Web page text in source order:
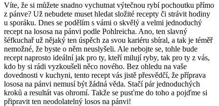
Víte, že si můžete snadno vychutnat výtečnou rybí pochoutku přímo
z pánve? Už nebudete muset hledat složité recepty či strávit hodiny
u sporáku. Dnes se podělím s vámi o skvělý a velmi jednoduchý
recept na lososa na pánvi podle Pohlreicha. Ano, ten slavný
šéfkuchař už nějaký ten úspěch za svou kariéru sbíral, a tak je téměř
nemožné, že byste o něm neuslyšeli. Ale nebojte se, tohle bude
recept naprosto ideální jak pro ty, kteří milují ryby, tak pro ty z vás,
kdo by si rádi vyzkoušeli něco nového. Bez ohledu na vaše
dovednosti v kuchyni, tento recept vás jistě přesvědčí, že příprava
lososa na pánvi nemusí být žádná věda. Stačí pár jednoduchých
kroků a resultát vas ohromí. Takže se pusťme do toho a pojďme si
připravit ten neodolatelný losos na pánvi!